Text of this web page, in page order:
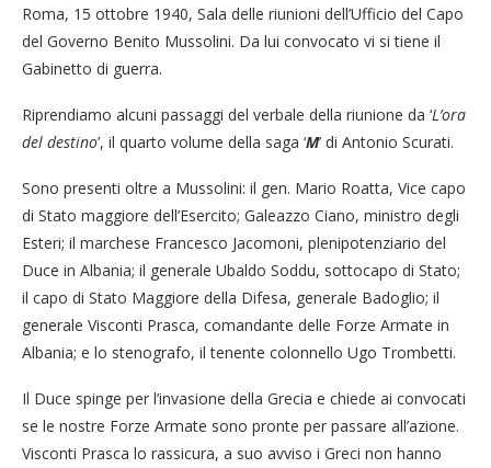
Roma, 15 ottobre 1940, Sala delle riunioni dell’Ufficio del Capo
del Governo Benito Mussolini. Da lui convocato vi si tiene il
Gabinetto di guerra.
Riprendiamo alcuni passaggi del verbale della riunione da ‘L’ora
del destino’, il quarto volume della saga ‘M’ di Antonio Scurati.
Sono presenti oltre a Mussolini: il gen. Mario Roatta, Vice capo
di Stato maggiore dell’Esercito; Galeazzo Ciano, ministro degli
Esteri; il marchese Francesco Jacomoni, plenipotenziario del
Duce in Albania; il generale Ubaldo Soddu, sottocapo di Stato;
il capo di Stato Maggiore della Difesa, generale Badoglio; il
generale Visconti Prasca, comandante delle Forze Armate in
Albania; e lo stenografo, il tenente colonnello Ugo Trombetti.
Il Duce spinge per l’invasione della Grecia e chiede ai convocati
se le nostre Forze Armate sono pronte per passare all’azione.
Visconti Prasca lo rassicura, a suo avviso i Greci non hanno